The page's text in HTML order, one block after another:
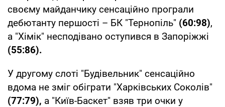
своєму майданчику сенсаційно програли
дебютанту першості – БК "Тернопіль" (60:98),
а "Хімік" несподівано оступився в Запоріжжі
(55:86).
У другому слоті "Будівельник" сенсаційно
вдома не зміг обіграти "Харківських Соколiв"
(77:79), а "Київ-Баскет" взяв три очки у